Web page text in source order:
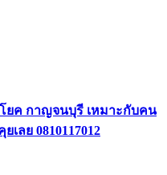
ยค กาญจนบุรี เหมาะกับคน
ลย 0810117012